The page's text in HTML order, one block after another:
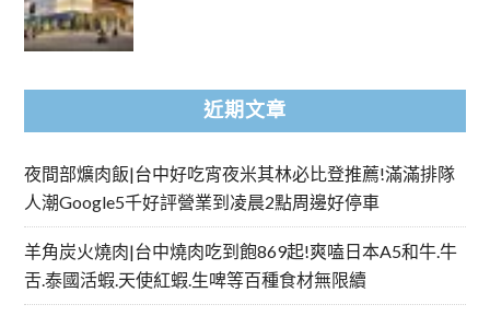
近期文章
夜間部爌肉飯|台中好吃宵夜米其林必比登推薦!滿滿排隊
人潮Google5千好評營業到凌晨2點周邊好停車
羊角炭火燒肉|台中燒肉吃到飽869起!爽嗑日本A5和牛.牛
舌.泰國活蝦.天使紅蝦.生啤等百種食材無限續